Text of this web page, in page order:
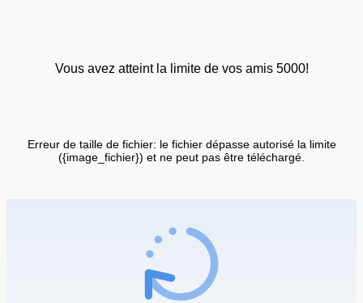
Vous avez atteint la limite de vos amis 5000!
Erreur de taille de fichier: le fichier dépasse autorisé la limite
({image_fichier}) et ne peut pas être téléchargé.